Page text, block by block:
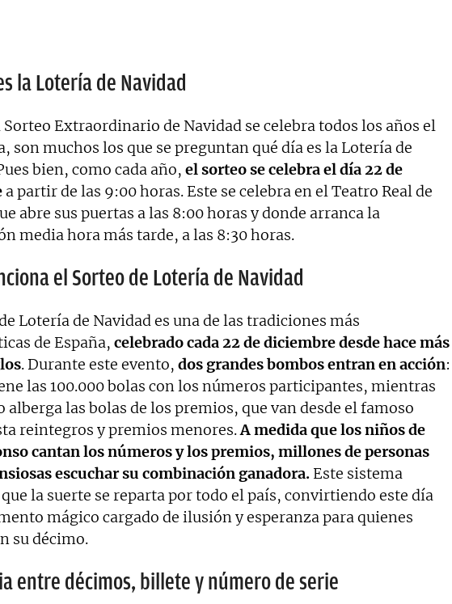
la Lotería de Navidad
Sorteo Extraordinario de Navidad se celebra todos los años el
son muchos los que se preguntan qué día es la Lotería de
bien, como cada año, el sorteo se celebra el día 22 de
a partir de las 9:00 horas. Este se celebra en el Teatro Real de
abre sus puertas a las 8:00 horas y donde arranca la
media hora más tarde, a las 8:30 horas.
el Sorteo de Lotería de Navidad
Lotería de Navidad es una de las tradiciones más
de España, celebrado cada 22 de diciembre desde hace más
. Durante este evento, dos grandes bombos entran en acción:
las 100.000 bolas con los números participantes, mientras
alberga las bolas de los premios, que van desde el famoso
reintegros y premios menores.A medida que los niños de
cantan los números y los premios, millones de personas
escuchar su combinación ganadora. Este sistema
la suerte se reparta por todo el país, convirtiendo este día
mágico cargado de ilusión y esperanza para quienes
su décimo.
entre décimos, billete y número de serie